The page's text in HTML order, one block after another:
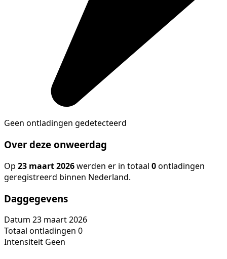
Geen ontladingen gedetecteerd
Over deze onweerdag
Op 23 maart 2026werden er in totaal 0ontladingen
geregistreerd binnen Nederland.
Daggegevens
Datum 23 maart 2026
Totaal ontladingen 0
Intensiteit Geen